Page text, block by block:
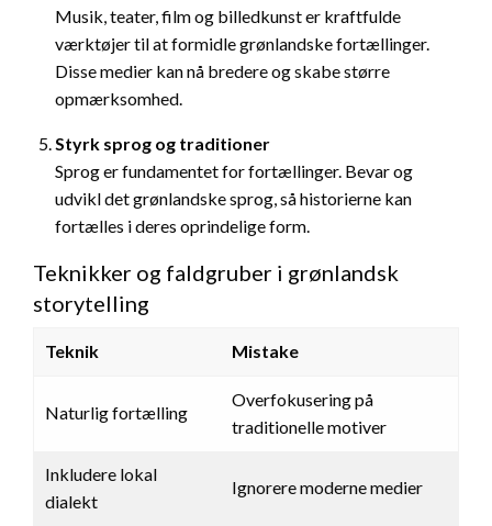
Musik, teater, film og billedkunst er kraftfulde
værktøjer til at formidle grønlandske fortællinger.
Disse medier kan nå bredere og skabe større
opmærksomhed.
Styrk sprog og traditioner
Sprog er fundamentet for fortællinger. Bevar og
udvikl det grønlandske sprog, så historierne kan
fortælles i deres oprindelige form.
Teknikker og faldgruber i grønlandsk
storytelling
Teknik Mistake
Naturlig fortælling
Overfokusering på
traditionelle motiver
Inkludere lokal
dialekt
Ignorere moderne medier